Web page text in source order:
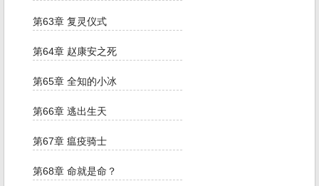
第63章 复灵仪式
第64章 赵康安之死
第65章 全知的小冰
第66章 逃出生天
第67章 瘟疫骑士
第68章 命就是命？